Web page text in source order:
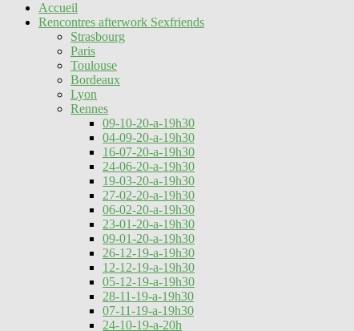
Accueil
Rencontres afterwork Sexfriends
Strasbourg
Paris
Toulouse
Bordeaux
Lyon
Rennes
09-10-20-a-19h30
04-09-20-a-19h30
16-07-20-a-19h30
24-06-20-a-19h30
19-03-20-a-19h30
27-02-20-a-19h30
06-02-20-a-19h30
23-01-20-a-19h30
09-01-20-a-19h30
26-12-19-a-19h30
12-12-19-a-19h30
05-12-19-a-19h30
28-11-19-a-19h30
07-11-19-a-19h30
24-10-19-a-20h